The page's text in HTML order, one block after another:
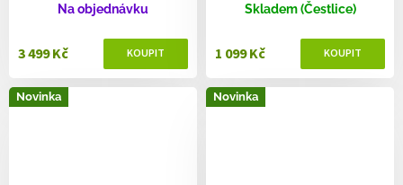
Na objednávku
3 499 Kč
Skladem (Čestlice)
1 099 Kč
Novinka Novinka